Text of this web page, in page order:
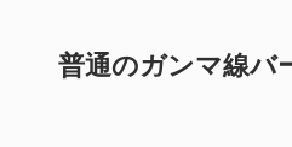
普通のガンマ線バ